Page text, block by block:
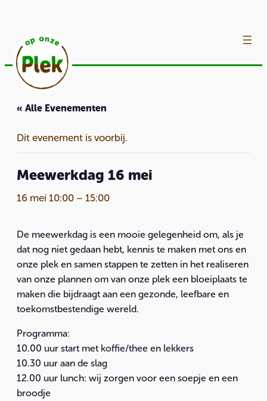
« Alle Evenementen
Dit evenement is voorbij.
Meewerkdag 16 mei
16 mei 10:00 – 15:00
De meewerkdag is een mooie gelegenheid om, als je
dat nog niet gedaan hebt, kennis te maken met ons en
onze plek en samen stappen te zetten in het realiseren
van onze plannen om van onze plek een bloeiplaats te
maken die bijdraagt aan een gezonde, leefbare en
toekomstbestendige wereld.
Programma:
10.00 uur start met koffie/thee en lekkers
10.30 uur aan de slag
12.00 uur lunch: wij zorgen voor een soepje en een
broodje